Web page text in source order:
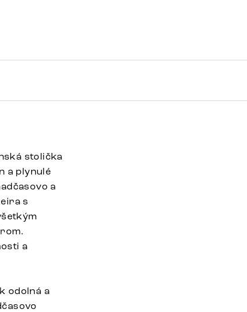
stolička
a plynulé
a
s
a
odolná a